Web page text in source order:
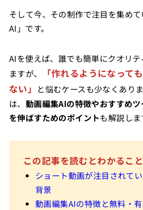
そして今、その制作で注目を集め
AI」です。
AIを使えば、誰でも簡単にクオリ
ますが、
「作れるようになって
ない」 と悩むケースも少なくあり
は、 動画編集AIの特徴やおすすめ
を伸ばすためのポイントも解説しま
この記事を読むとわかること
ショート動画が注目されて
背景
動画編集AIの特徴と無料・